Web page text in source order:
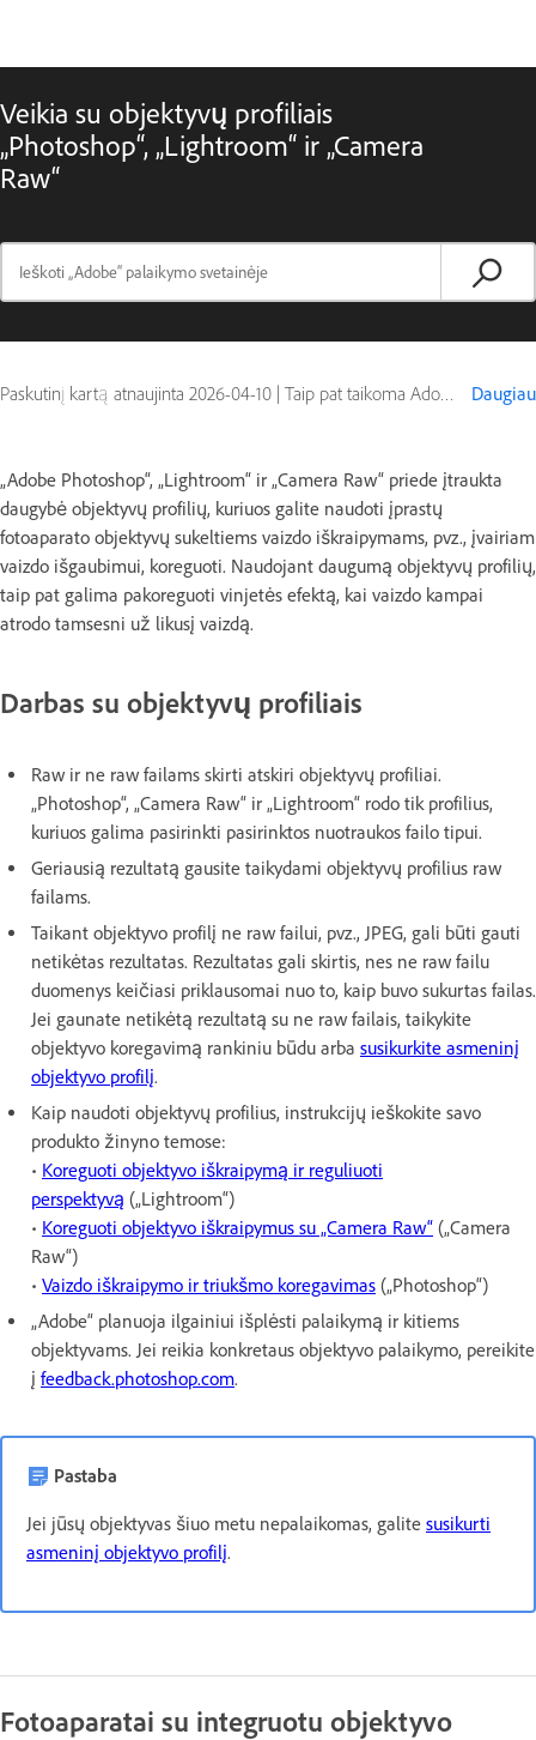
Veikia su objektyvų profiliais
„Photoshop“, „Lightroom“ ir „Camera
Raw“
Paskutinį kartą atnaujinta 2026-04-10 | Taip pat taikoma Adobe Camera Raw, Adobe Lightroom Daugiau
„Adobe Photoshop“, „Lightroom“ ir „Camera Raw“ priede įtraukta
daugybė objektyvų profilių, kuriuos galite naudoti įprastų
fotoaparato objektyvų sukeltiems vaizdo iškraipymams, pvz., įvairiam
vaizdo išgaubimui, koreguoti. Naudojant daugumą objektyvų profilių,
taip pat galima pakoreguoti vinjetės efektą, kai vaizdo kampai
atrodo tamsesni už likusį vaizdą.
Darbas su objektyvų profiliais
Raw ir ne raw failams skirti atskiri objektyvų profiliai.
„Photoshop“, „Camera Raw“ ir „Lightroom“ rodo tik profilius,
kuriuos galima pasirinkti pasirinktos nuotraukos failo tipui.
Geriausią rezultatą gausite taikydami objektyvų profilius raw
failams.
Taikant objektyvo profilį ne raw failui, pvz., JPEG, gali būti gauti
netikėtas rezultatas. Rezultatas gali skirtis, nes ne raw failu
duomenys keičiasi priklausomai nuo to, kaip buvo sukurtas failas.
Jei gaunate netikėtą rezultatą su ne raw failais, taikykite
objektyvo koregavimą rankiniu būdu arba susikurkite asmeninį
objektyvo profilį.
Kaip naudoti objektyvų profilius, instrukcijų ieškokite savo
produkto žinyno temose:
• Koreguoti objektyvo iškraipymą ir reguliuoti
perspektyvą („Lightroom“)
• Koreguoti objektyvo iškraipymus su „Camera Raw“ („Camera
Raw“)
• Vaizdo iškraipymo ir triukšmo koregavimas („Photoshop“)
„Adobe“ planuoja ilgainiui išplėsti palaikymą ir kitiems
objektyvams. Jei reikia konkretaus objektyvo palaikymo, pereikite
į feedback.photoshop.com.
Pastaba
Jei jūsų objektyvas šiuo metu nepalaikomas, galite susikurti
asmeninį objektyvo profilį.
Fotoaparatai su integruotu objektyvo